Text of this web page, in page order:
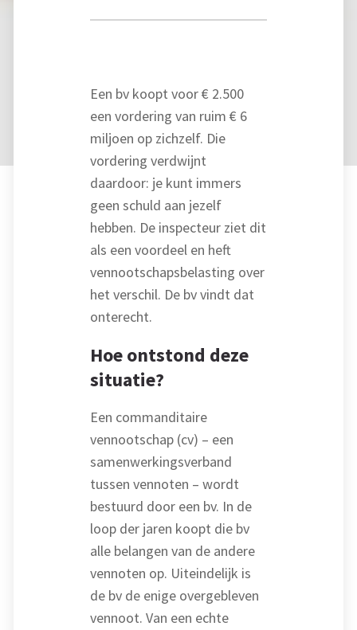
Een bv koopt voor € 2.500
een vordering van ruim € 6
miljoen op zichzelf. Die
vordering verdwijnt
daardoor: je kunt immers
geen schuld aan jezelf
hebben. De inspecteur ziet dit
als een voordeel en heft
vennootschapsbelasting over
het verschil. De bv vindt dat
onterecht.
Hoe ontstond deze
situatie?
Een commanditaire
vennootschap (cv) – een
samenwerkingsverband
tussen vennoten – wordt
bestuurd door een bv. In de
loop der jaren koopt die bv
alle belangen van de andere
vennoten op. Uiteindelijk is
de bv de enige overgebleven
vennoot. Van een echte